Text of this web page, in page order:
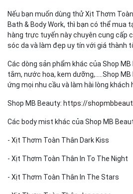
Nếu bạn muốn dùng thử Xịt Thơm
Bath & Body Work, thì bạn có thể mua
hàng trực tuyến này chuyên cung cấp
sóc da và làm đẹp uy tín với giá thành
Các dòng sản phẩm khác của Shop
tắm, nước hoa, kem dưỡng,.....Shop
ứng mọi nhu cầu và làm hài lòng khách
Shop MB Beauty: https://
Các body mist khác của Shop MB
- Xịt Thơm Toàn Thân Dark Kiss
- Xịt Thơm Toàn Thân In To The Night
- Xịt Thơm Toàn Thân In The Stars